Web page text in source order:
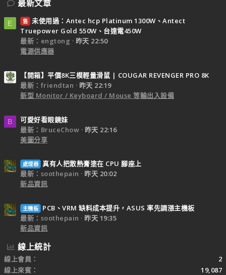
最新文章
E 售 未使用過：Antec hcp Platinum 1300W、Antect
Truepower Gold 550W、台達電450W
最新：engtong
昨天 22:50
電源供應器
【開箱】平價8K三模輕量滑鼠 | COUGAR REVENGER PRO 8K
最新：friendtan
昨天 22:19
新型 Monitor / Keyboard / Mouse 等輸出入設備
B
可愛好看眼鏡妹
最新：BruceChow
昨天 22:16
美圖分享
處理器 真有人把散熱膏塗在 CPU 腳座上
最新：soothepain
昨天 20:02
新品資訊
主機板
PCB、VRM 缺料成本提升，ASUS 率先調漲主機板
最新：soothepain
昨天 19:35
新品資訊
線上統計
線上會員
2
線上來賓
19,087